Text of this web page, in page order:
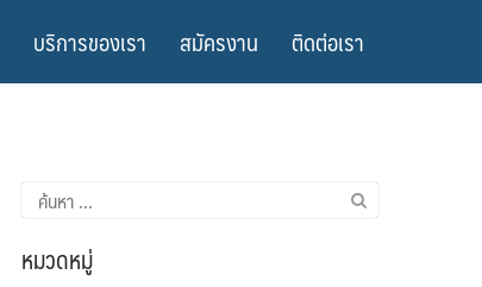
บริการของเรา สมัครงาน ติดต่อเรา
ค้นหา
สำหรับ:
หมวดหมู่